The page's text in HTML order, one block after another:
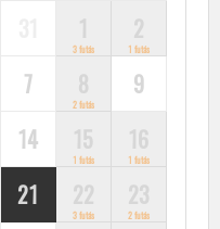
3 futás 1 futás
7
2 futás
9
14
1 futás 1 futás
21
3 futás 2 futás